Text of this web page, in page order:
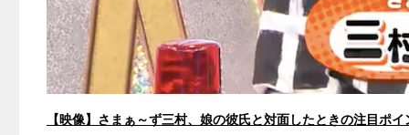
【映像】さまぁ～ず三村、娘の彼氏と対面したときの注目ポ